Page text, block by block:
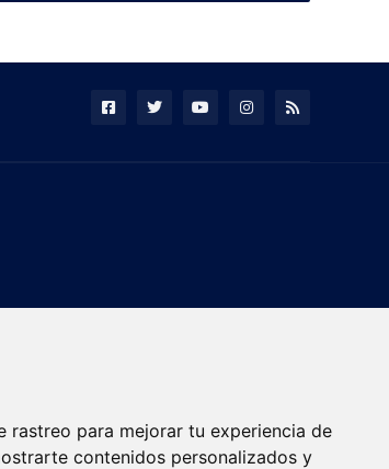
rastreo para mejorar tu experiencia de
contenidos personalizados y